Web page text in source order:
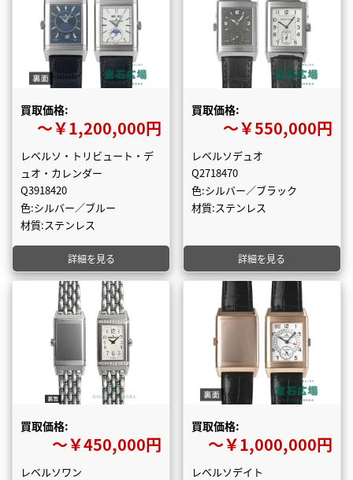
買取価格:
〜￥1,200,000円
レベルソ・トリビュート・デ
ュオ・カレンダー
Q3918420
色:シルバー／ブルー
材質:ステンレス
詳細を見る
買取価格:
〜￥550,000円
レベルソデュオ
Q2718470
色:シルバー／ブラック
材質:ステンレス
詳細を見る
買取価格:
〜￥450,000円
レベルソワン
買取価格:
〜￥1,000,000円
レベルソデイト